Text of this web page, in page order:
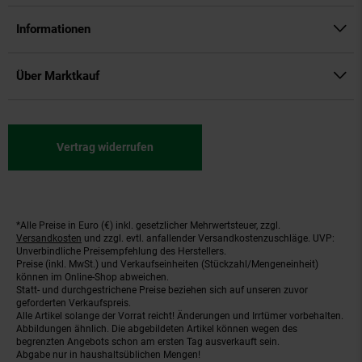
Informationen
Über Marktkauf
Vertrag widerrufen
Fußnoten
*Alle Preise in Euro (€) inkl. gesetzlicher Mehrwertsteuer, zzgl.
Versandkosten und zzgl. evtl. anfallender Versandkostenzuschläge. UVP:
Unverbindliche Preisempfehlung des Herstellers.
Preise (inkl. MwSt.) und Verkaufseinheiten (Stückzahl/Mengeneinheit)
können im Online-Shop abweichen.
Statt- und durchgestrichene Preise beziehen sich auf unseren zuvor
geforderten Verkaufspreis.
Alle Artikel solange der Vorrat reicht! Änderungen und Irrtümer vorbehalten.
Abbildungen ähnlich. Die abgebildeten Artikel können wegen des
begrenzten Angebots schon am ersten Tag ausverkauft sein.
Abgabe nur in haushaltsüblichen Mengen!